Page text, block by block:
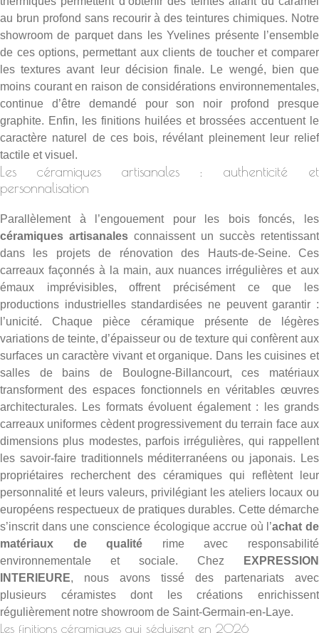
au brun profond sans recourir à des teintures chimiques. Notre
showroom de parquet dans les Yvelines présente l’ensemble
de ces options, permettant aux clients de toucher et comparer
les textures avant leur décision finale. Le wengé, bien que
moins courant en raison de considérations environnementales,
continue d’être demandé pour son noir profond presque
graphite. Enfin, les finitions huilées et brossées accentuent le
caractère naturel de ces bois, révélant pleinement leur relief
tactile et visuel.
Les céramiques artisanales : authenticité et
personnalisation
Parallèlement à l’engouement pour les bois foncés, les
céramiques artisanales connaissent un succès retentissant
dans les projets de rénovation des Hauts-de-Seine. Ces
carreaux façonnés à la main, aux nuances irrégulières et aux
émaux imprévisibles, offrent précisément ce que les
productions industrielles standardisées ne peuvent garantir :
l’unicité. Chaque pièce céramique présente de légères
variations de teinte, d’épaisseur ou de texture qui confèrent aux
surfaces un caractère vivant et organique. Dans les cuisines et
salles de bains de Boulogne-Billancourt, ces matériaux
transforment des espaces fonctionnels en véritables œuvres
architecturales. Les formats évoluent également : les grands
carreaux uniformes cèdent progressivement du terrain face aux
dimensions plus modestes, parfois irrégulières, qui rappellent
les savoir-faire traditionnels méditerranéens ou japonais. Les
propriétaires recherchent des céramiques qui reflètent leur
personnalité et leurs valeurs, privilégiant les ateliers locaux ou
européens respectueux de pratiques durables. Cette démarche
s’inscrit dans une conscience écologique accrue où l’achat de
matériaux de qualité rime avec responsabilité
environnementale et sociale. Chez
EXPRESSION
INTERIEURE, nous avons tissé des partenariats avec
plusieurs céramistes dont les créations enrichissent
régulièrement notre showroom de Saint-Germain-en-Laye.
Les finitions céramiques qui séduisent en 2026